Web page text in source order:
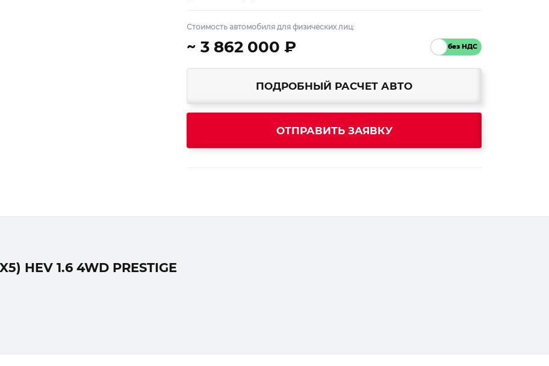
Стоимость автомобиля для физических лиц:
~ 3 862 000 ₽
ПОДРОБНЫЙ РАСЧЕТ АВТО
ОТПРАВИТЬ ЗАЯВКУ
HEV 1.6 4WD PRESTIGE